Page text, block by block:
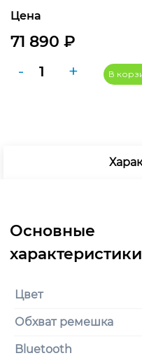
Цена
71 890 ₽
-
Количество
Case
with
Milanese
Loop
+ В
Цвет
Обхват ремешка
Bluetooth